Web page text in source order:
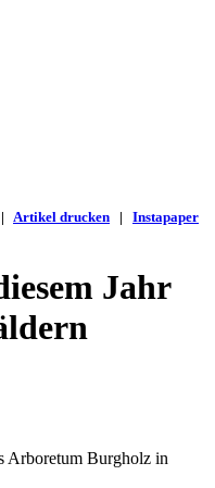
| Artikel drucken | Instapaper
Jahr
Arboretum Burgholz in